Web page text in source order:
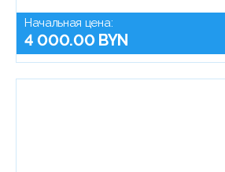
Начальная цена:
4 000.00 BYN